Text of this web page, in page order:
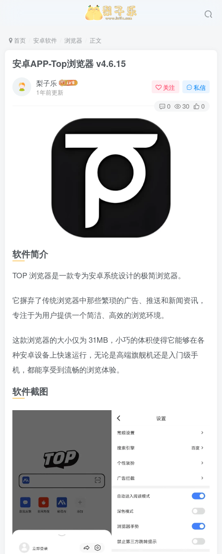
首页 安卓软件 浏览器 正文
安卓APP-Top浏览器 v4.6.15
梨子乐
1年前更新
关注 私信
0 30 0
软件简介
TOP 浏览器是一款专为安卓系统设计的极简浏览器。
它摒弃了传统浏览器中那些繁琐的广告、推送和新闻资讯，
专注于为用户提供一个简洁、高效的浏览环境。
这款浏览器的大小仅为 31MB，小巧的体积使得它能够在各
种安卓设备上快速运行，无论是高端旗舰机还是入门级手
机，都能享受到流畅的浏览体验。
软件截图